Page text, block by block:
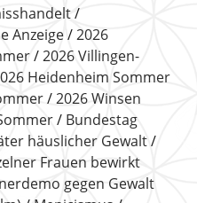
Anzeige
2026
2026 Villingen-
Heidenheim Sommer
2026 Winsen
Bundestag
häuslicher Gewalt
Frauen bewirkt
gegen Gewalt